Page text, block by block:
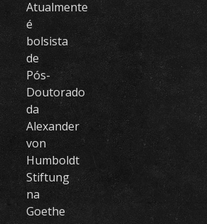
Atualmente
é
bolsista
de
Pós-
Doutorado
da
Alexander
von
Humboldt
Stiftung
na
Goethe